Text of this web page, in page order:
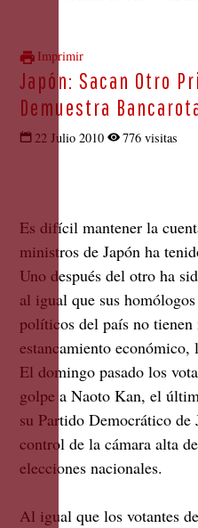
Imprimir
Japón: Sacan Otro
Demuestra
22 Julio 2010 776 visitas
Es difícil mantener la
ministros de Japón ha
Uno después del otro ha
al igual que sus
políticos del país no
estancamiento económico,
El domingo pasado los
golpe a Naoto Kan, el
su Partido Democrático de
control de la cámara alta
elecciones nacionales.
Al igual que los votantes